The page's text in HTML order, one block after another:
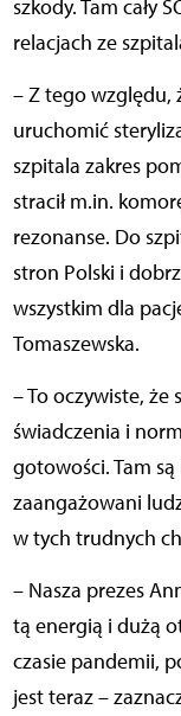
szkody. Tam cały
relacjach ze
– Z tego względu,
uruchomić
szpitala zakres
stracił m.in.
rezonanse. Do
stron Polski i
wszystkim dla
Tomaszewska.
– To oczywiste,
świadczenia i
gotowości. Tam
zaangażowani
w tych trudnych
– Nasza prezes
tą energią i dużą
czasie pandemii,
jest teraz –